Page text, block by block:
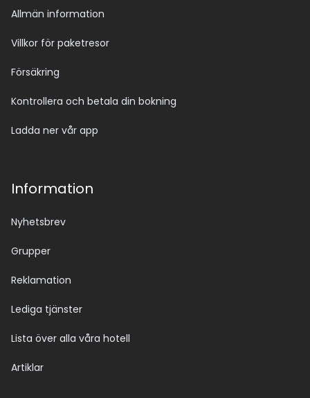
Allmän information
Villkor för paketresor
Försäkring
Kontrollera och betala din bokning
Ladda ner vår app
Information
Nyhetsbrev
Grupper
Reklamation
Lediga tjänster
Lista över alla våra hotell
Artiklar